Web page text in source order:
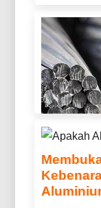
Temukan
termasuk
untuk
yang tahan
Apakah